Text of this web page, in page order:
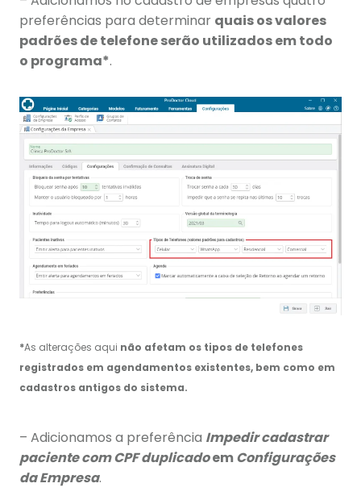
preferências para determinar quais os valores
padrões de telefone serão utilizados em todo
o programa*.
*As alterações aqui não afetam os tipos de telefones
registrados em agendamentos existentes, bem como em
cadastros antigos do sistema.
– Adicionamos a preferência Impedir cadastrar
paciente com CPF duplicadoemConfigurações
da Empresa.